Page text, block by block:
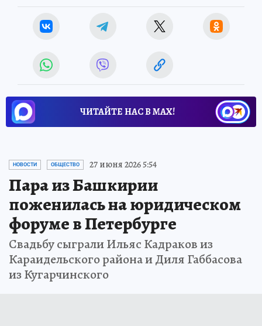
ЧИТАЙТЕ НАС В МАХ!
НОВОСТИ ОБЩЕСТВО 27 июня 2026 5:54
Пара из Башкирии
поженилась на юридическом
форуме в Петербурге
Свадьбу сыграли Ильяс Кадраков из
Караидельского района и Диля Габбасова
из Кугарчинского